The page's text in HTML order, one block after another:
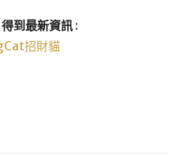
到最新資訊 :
招財貓